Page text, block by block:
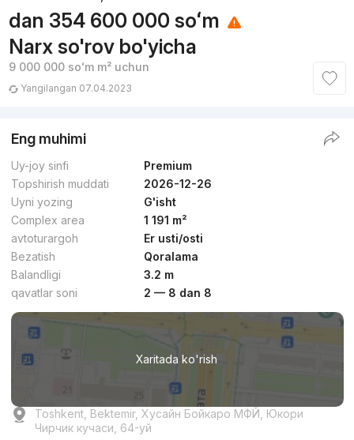
dan 354 600 000 soʻm
Narx so'rov bo'yicha
9 000 000 soʻmm² uchun
Yangilangan 07.04.2023
Eng muhimi
Uy-joy sinfi
Premium
Topshirish muddati
2026-12-26
Uyni yozing
G'isht
Complex area
1 191 m²
avtoturargoh
Er usti/osti
Bezatish
Qoralama
Balandligi
3.2 m
qavatlar soni
2 — 8 dan 8
Xaritada ko'rish
Toshkent, Bektemir, Хусайн Бойкаро МФЙ, Юкори
Чирчик кучаси, 64-уй